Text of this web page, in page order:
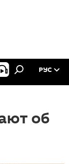
РУС
об